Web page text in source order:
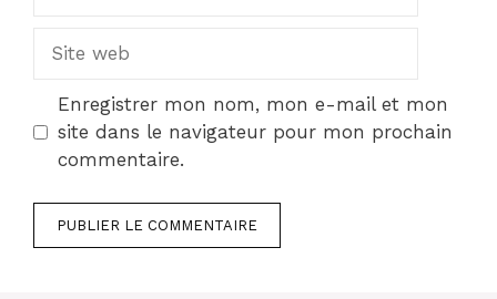
Site
Enregistrer mon nom, mon e-mail et mon
site dans le navigateur pour mon prochain
commentaire.